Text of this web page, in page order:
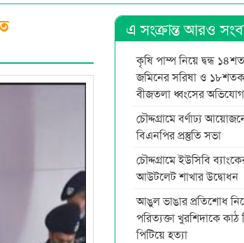
পার্টনার কংগ্রেস অনুষ্ঠিত
নাঙ্গলকোটে
এ সংক্রান্ত আরও
কৃষি পাম্প নিয়ে দ্বন্ধ
জমিনের সরিষা ও
বীজতলা ধ্বংসের অভিযোগ
চৌদ্দগ্রামে বর্ণাঢ্য
বিএনপির প্রস্তুতি সভা
চৌদ্দগ্রামে ইউসিবি
আউটলেট শাখার উদ্বোধন
আঙুল ভাঙার প্রতিশোধ
পরিত্যক্তা খুরশিদাকে কাঠ
পিটিয়ে হত্যা